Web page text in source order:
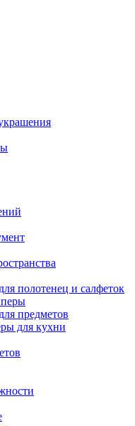
полотенец и салфеток
предметов
для кухни